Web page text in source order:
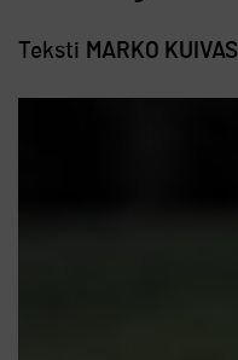
Teksti MARKO